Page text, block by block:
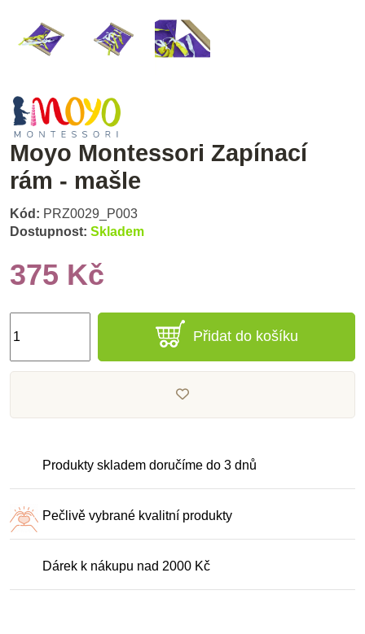
Moyo Montessori Zapínací
rám - mašle
Kód: PRZ0029_P003
Dostupnost: Skladem
375 Kč
Přidat do košíku
Produkty skladem doručíme do 3 dnů
Pečlivě vybrané kvalitní produkty
Dárek k nákupu nad 2000 Kč